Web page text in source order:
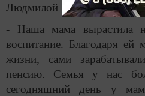
Людмилой Ивановной.
- Наша мама вырастила
воспитание. Благодаря
жизни, сами
пенсию. Семья у нас
сегодняшний день у